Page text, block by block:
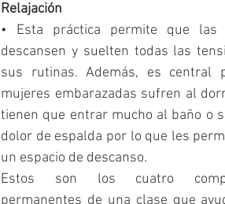
Relajación
• Esta práctica permite que las
descansen y suelten todas las
sus rutinas. Además, es central
mujeres embarazadas sufren al
tienen que entrar mucho al baño o
dolor de espalda por lo que les
un espacio de descanso.
Estos son los cuatro
permanentes de una clase que